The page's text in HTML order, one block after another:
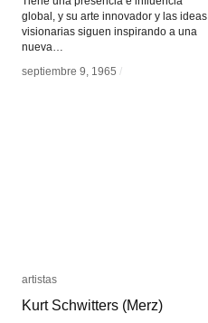
global, y su arte innovador y las ideas
visionarias siguen inspirando a una
nueva…
septiembre 9, 1965 /
septiembre 9, 1965 /
artistas
Kurt Schwitters (Merz)
artistas
Kurt Schwitters (Merz)